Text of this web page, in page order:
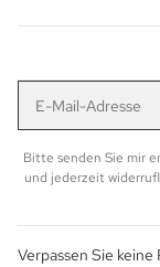
Bitte senden Sie mir
und jederzeit
Verpassen Sie